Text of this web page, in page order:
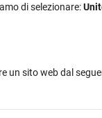
di selezionare:
un sito web dal